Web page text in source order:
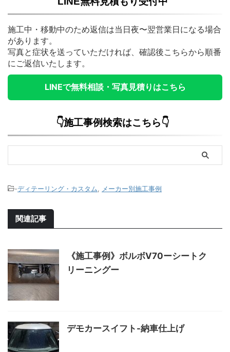
施工中・移動中のため返信は当日夜〜翌営業日になる場合
があります。
写真と症状を送っていただければ、確認後こちらから順番
にご返信いたします。
LINEで無料相談・写真見積りはこちら
👇施工事例検索はこちら👇
-ディテーリング・カスタム メーカー別施工事例
関連記事
《施工事例》ボルボV70ーシートク
リーニングー
デモカースイフト-納車仕上げ